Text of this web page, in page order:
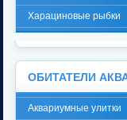
Харациновые рыбки
ОБИТАТЕЛИ
Аквариумные улитки